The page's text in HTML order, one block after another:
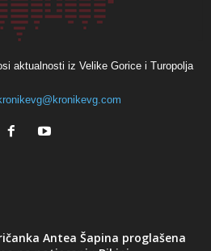
aktualnosti iz Velike Gorice i Turopolja
Antea Šapina proglašena